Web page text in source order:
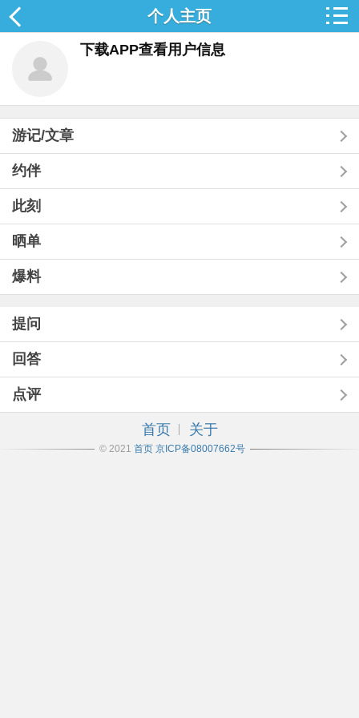
个人主页
下载APP查看用户信息
游记/文章
约伴
此刻
晒单
爆料
提问
回答
点评
首页 关于
© 2021 首页 京ICP备08007662号